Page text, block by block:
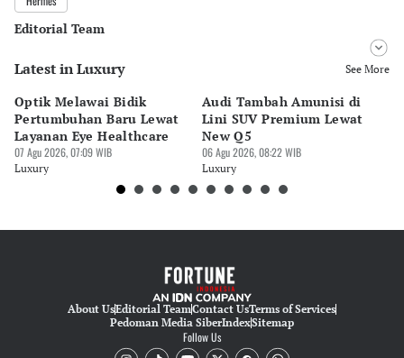
Editorial Team
Editor
Editor
Pingit Aria
Latest in Luxury See More
Optik Melawai Bidik
Pertumbuhan Baru Lewat
Layanan Eye Healthcare
07 Agu 2026, 07:09 WIB
Luxury
Audi Tambah Amunisi di
Lini SUV Premium Lewat
New Q5
06 Agu 2026, 08:22 WIB
Luxury
About UsEditorial TeamContact UsTerms of Services
Pedoman Media SiberIndexSitemap
Follow Us